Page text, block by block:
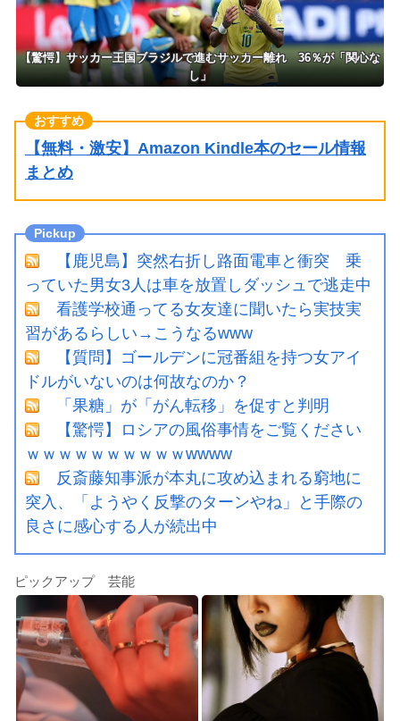
【驚愕】サッカー王国ブラジルで進むサッカー離れ 36％が「関心な
し」
【無料・激安】Amazon Kindle本のセール情報
まとめ
【鹿児島】突然右折し路面電車と衝突 乗
っていた男女3人は車を放置しダッシュで逃走中
看護学校通ってる女友達に聞いたら実技実
習があるらしい→こうなるwww
【質問】ゴールデンに冠番組を持つ女アイ
ドルがいないのは何故なのか？
「果糖」が「がん転移」を促すと判明
【驚愕】ロシアの風俗事情をご覧ください
ｗｗｗｗｗｗｗｗｗｗwwww
反斎藤知事派が本丸に攻め込まれる窮地に
突入、「ようやく反撃のターンやね」と手際の
良さに感心する人が続出中
ピックアップ 芸能